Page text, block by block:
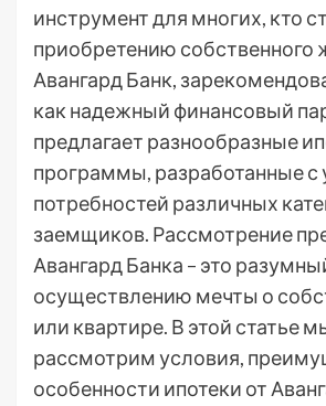
инструмент для многих, кто
приобретению собственного
Авангард Банк,
как надежный финансовый
предлагает разнообразные
программы, разработанные с
потребностей различных
заемщиков. Рассмотрение
Авангард Банка – это
осуществлению мечты о
или квартире. В этой статье
рассмотрим условия,
особенности ипотеки от